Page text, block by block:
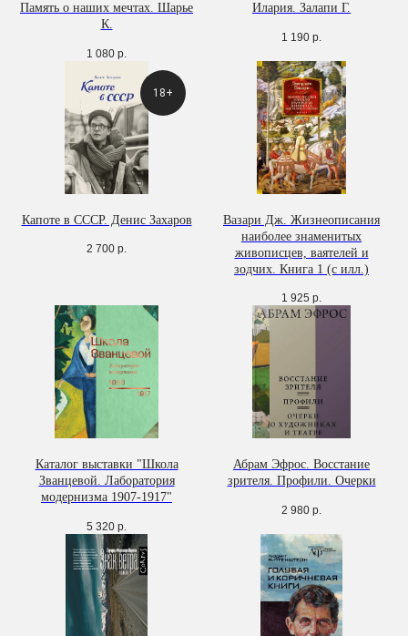
Память о наших мечтах. Шарье
К.
1 080 р.
Илария. Залапи Г.
1 190 р.
18+
Капоте в СССР. Денис Захаров
2 700 р.
Вазари Дж. Жизнеописания
наиболее знаменитых
живописцев, ваятелей и
зодчих. Книга 1 (с илл.)
1 925 р.
Каталог выставки "Школа
Званцевой. Лаборатория
модернизма 1907-1917"
5 320 р.
Абрам Эфрос. Восстание
зрителя. Профили. Очерки
2 980 р.